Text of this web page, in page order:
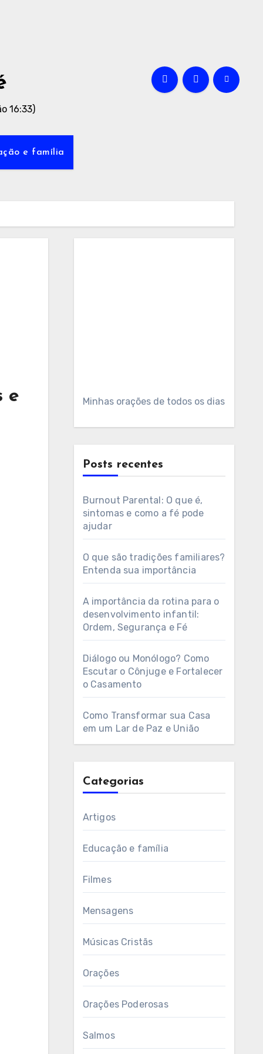
16:33)
e família
e
Minhas orações de todos os dias
Posts recentes
Burnout Parental: O que é,
sintomas e como a fé pode
ajudar
O que são tradições familiares?
Entenda sua importância
A importância da rotina para o
desenvolvimento infantil:
Ordem, Segurança e Fé
Diálogo ou Monólogo? Como
Escutar o Cônjuge e Fortalecer
o Casamento
Como Transformar sua Casa
em um Lar de Paz e União
Categorias
Artigos
Educação e família
Filmes
Mensagens
Músicas Cristãs
Orações
Orações Poderosas
Salmos